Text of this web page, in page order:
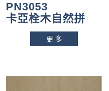
PN3053
卡亞栓木自然拼
更多